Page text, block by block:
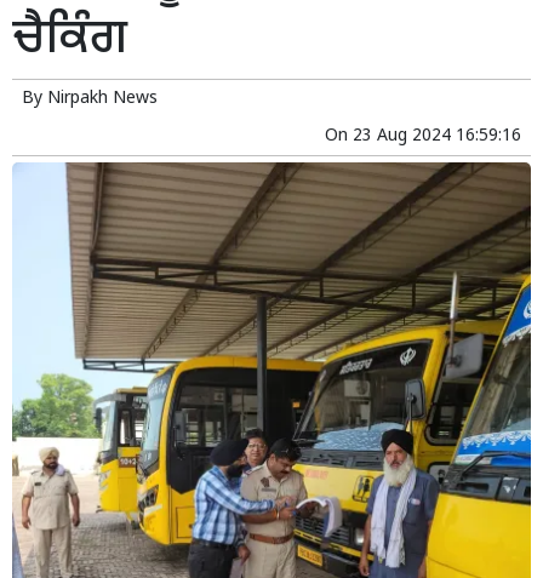
ਚੈਕਿੰਗ
By Nirpakh News
On 23 Aug 2024 16:59:16